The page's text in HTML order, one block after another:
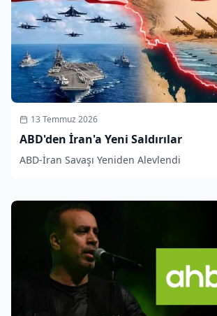
13 Temmuz 2026
ABD'den İran'a Yeni Saldırılar
ABD-İran Savaşı Yeniden Alevlendi